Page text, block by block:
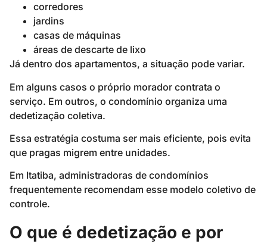
corredores
jardins
casas de máquinas
áreas de descarte de lixo
Já dentro dos apartamentos, a situação pode variar.
Em alguns casos o próprio morador contrata o
serviço. Em outros, o condomínio organiza uma
dedetização coletiva.
Essa estratégia costuma ser mais eficiente, pois evita
que pragas migrem entre unidades.
Em Itatiba, administradoras de condomínios
frequentemente recomendam esse modelo coletivo de
controle.
O que é dedetização e por